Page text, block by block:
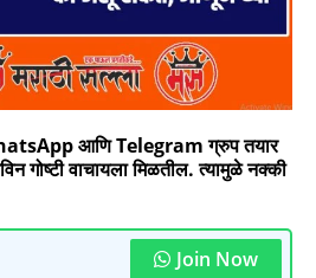
आणि Telegram ग्रुप तयार
गोष्टी वाचायला मिळतील. त्यामुळे नक्की
Join Now